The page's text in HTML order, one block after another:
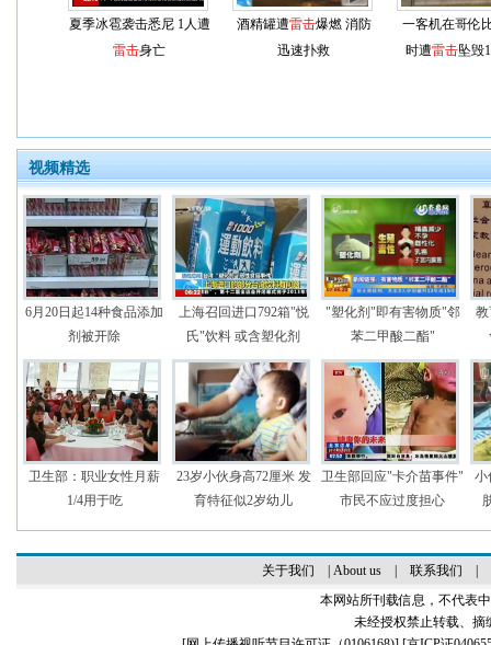
夏季冰雹袭击悉尼 1人遭
雷击身亡
酒精罐遭雷击爆燃 消防
迅速扑救
一客机在哥伦
时遭雷击坠毁
视频精选
6月20日起14种食品添加
剂被开除
上海召回进口792箱"悦
氏"饮料 或含塑化剂
"塑化剂"即有害物质"邻
苯二甲酸二酯"
卫生部：职业女性月薪
1/4用于吃
23岁小伙身高72厘米 发
育特征似2岁幼儿
卫生部回应"卡介苗事件"
市民不应过度担心
小
关于我们 About us| 联系我们
本网站所刊载信息，不代表
未经授权禁止转载、摘